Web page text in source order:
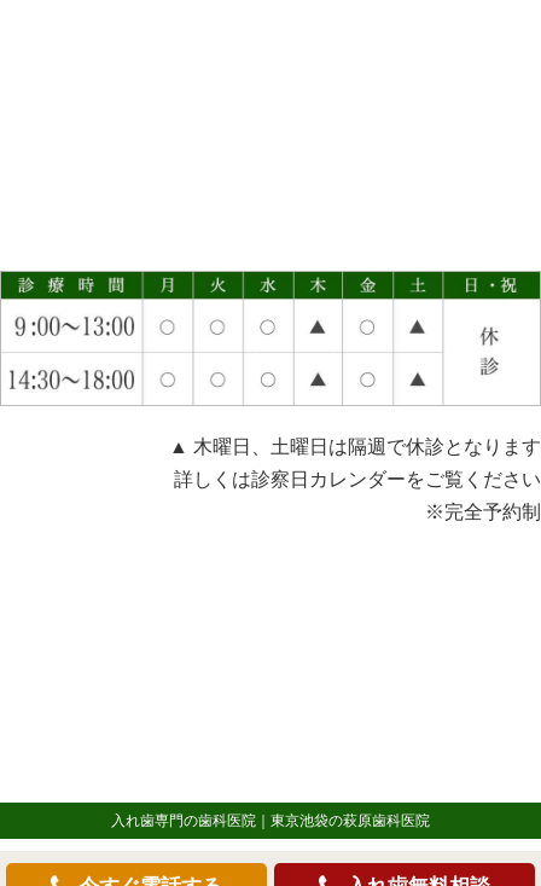
▲ 木曜日、土曜日は隔週で休診となります
詳しくは診察日カレンダーをご覧ください
※完全予約制
入れ歯専門の歯科医院｜東京池袋の萩原歯科医院